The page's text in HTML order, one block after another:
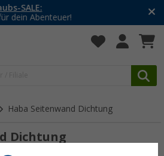
Kleidung und Schuhe
Aktionscode20SSV
Haba Seitenwand Dichtung
Dichtung